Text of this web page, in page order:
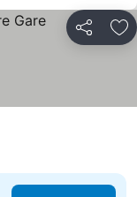
Partilhar